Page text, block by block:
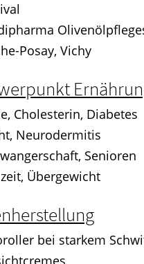
Posay, Vichy
Cholesterin, Diabetes
Neurodermitis
Senioren
Übergewicht
bei starkem